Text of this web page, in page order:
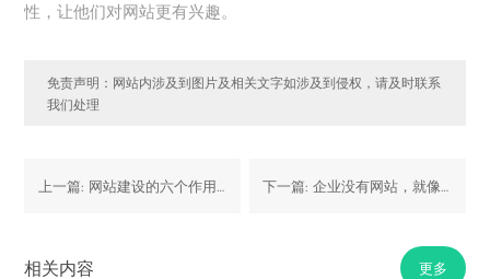
性，让他们对网站更有兴趣。
免责声明：网站内涉及到图片及相关文字如涉及到侵权，请及时联系
我们处理
上一篇: 网站建设的六个作用功能 下一篇:企业没有网站，就像黑夜中无人看见的灯塔
相关内容 更多